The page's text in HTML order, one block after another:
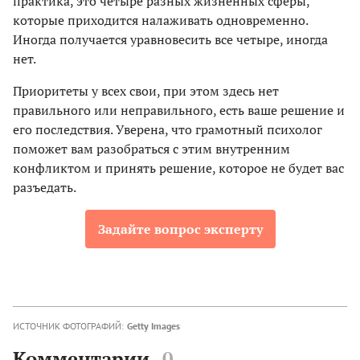
которые приходится налаживать одновременно.
Иногда получается уравновесить все четыре, иногда
нет.
Приоритеты у всех свои, при этом здесь нет
правильного или неправильного, есть ваше решение и
его последствия. Уверена, что грамотный психолог
поможет вам разобраться с этим внутренним
конфликтом и принять решение, которое не будет вас
разъедать.
Задайте вопрос эксперту
ИСТОЧНИК ФОТОГРАФИЙ: Getty Images